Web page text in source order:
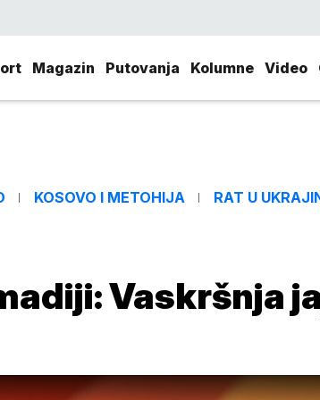
Magazin Putovanja Kolumne Video
KOSOVO I METOHIJA RAT U
Vaskršnja